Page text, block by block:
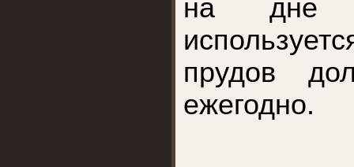
на дне
прудов
ежегодно.